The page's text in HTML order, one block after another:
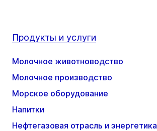
Продукты и услуги
Молочное животноводство
Молочное производство
Морское оборудование
Напитки
Нефтегазовая отрасль и энергетика